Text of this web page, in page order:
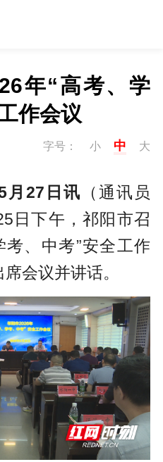
年“高考、学
作会议
字号： 小 中 大
月27日讯 （通讯员
日下午，祁阳市召
考、中考”安全工作
会议并讲话。